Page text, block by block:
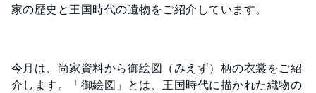
家の歴史と王国時代の遺物をご紹介しています。
今月は、尚家資料から御絵図（みえず）柄の衣裳をご紹
介します。「御絵図」とは、王国時代に描かれた織物の